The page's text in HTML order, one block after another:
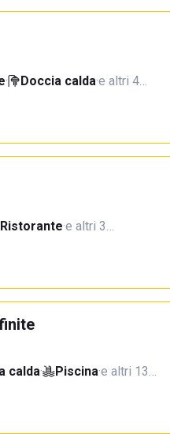
· Doccia calda·e altri 4…
Ristorante·e altri 3…
calda· Piscina·e altri 13…